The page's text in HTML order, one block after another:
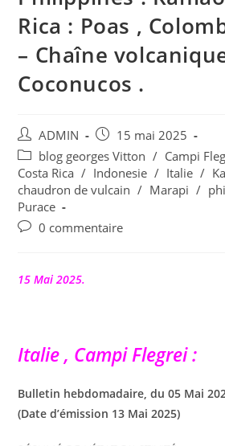
Rica : Poas ,
– Chaîne
Coconucos .
Auteur/autrice
de
la
publication :
ADMIN
Publication
publiée :
15 mai 2025
Post
category:
blog georges Vitton / Campi
Costa Rica / Indonesie / Italie /
chaudron de vulcain / Marapi /
Purace
Commentaires
publication :
0 commentaire
15 Mai 2025.
Italie , Campi Flegrei :
Bulletin hebdomadaire, du 05 Mai
(Date d’émission 13 Mai 2025)